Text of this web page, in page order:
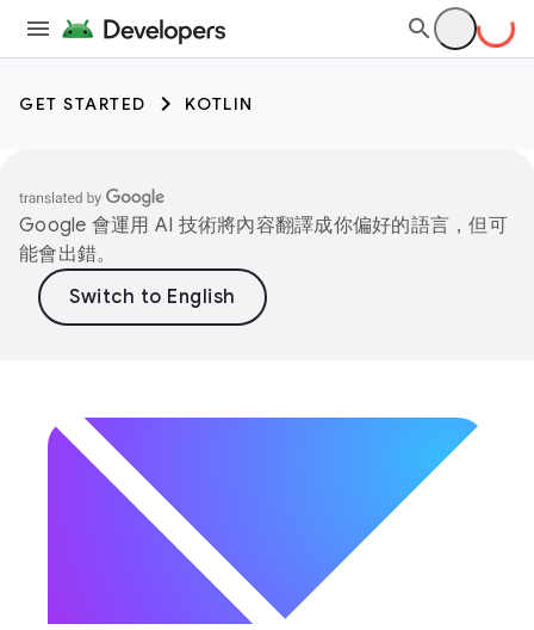
GET STARTED KOTLIN
Google 會運用 AI 技術將內容翻譯成你偏好的語言，但可
能會出錯。